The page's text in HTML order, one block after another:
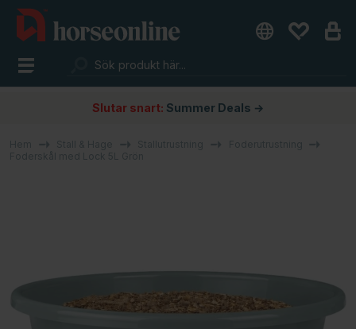
Slutar snart: Summer Deals →